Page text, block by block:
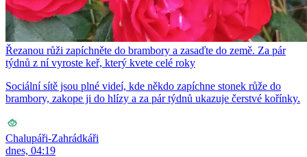
Řezanou růži zapíchněte do brambory a zasaďte do země. Za pár
týdnů z ní vyroste keř, který kvete celé roky
Sociální sítě jsou plné videí, kde někdo zapíchne stonek růže do
brambory, zakope ji do hlízy a za pár týdnů ukazuje čerstvé kořínky.
Chalupáři-Zahrádkáři
dnes, 04:19